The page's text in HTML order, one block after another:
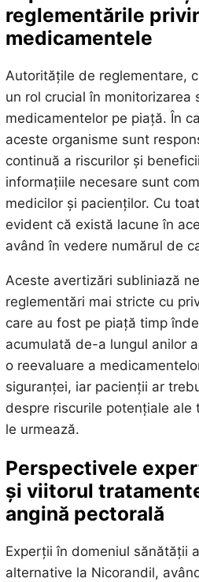
reglementările
medicamentele
Autoritățile de reglementare,
un rol crucial în monitorizarea
medicamentelor pe piață. În
aceste organisme sunt
continuă a riscurilor și
informațiile necesare sunt
medicilor și pacienților. Cu
evident că există lacune în
având în vedere numărul de
Aceste avertizări subliniază
reglementări mai stricte cu
care au fost pe piață timp
acumulată de-a lungul anilor
o reevaluare a
siguranței, iar pacienții ar
despre riscurile potențiale ale
le urmează.
Perspectivele
și viitorul
angină pectorală
Experții în domeniul sănătății
alternative la Nicorandil,